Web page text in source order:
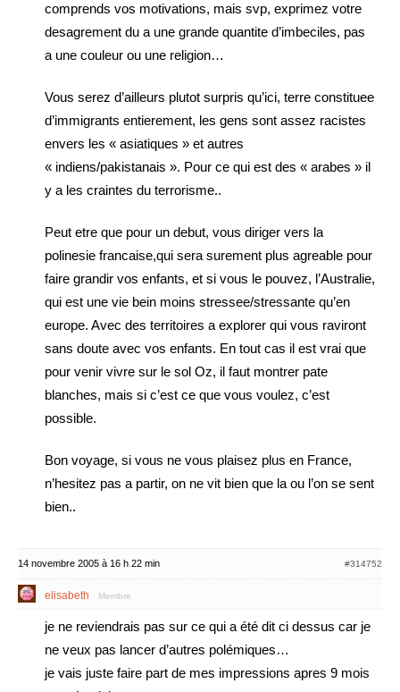
comprends vos motivations, mais svp, exprimez votre
desagrement du a une grande quantite d’imbeciles, pas
a une couleur ou une religion…
Vous serez d’ailleurs plutot surpris qu’ici, terre constituee
d’immigrants entierement, les gens sont assez racistes
envers les « asiatiques » et autres
« indiens/pakistanais ». Pour ce qui est des « arabes » il
y a les craintes du terrorisme..
Peut etre que pour un debut, vous diriger vers la
polinesie francaise,qui sera surement plus agreable pour
faire grandir vos enfants, et si vous le pouvez, l’Australie,
qui est une vie bein moins stressee/stressante qu’en
europe. Avec des territoires a explorer qui vous raviront
sans doute avec vos enfants. En tout cas il est vrai que
pour venir vivre sur le sol Oz, il faut montrer pate
blanches, mais si c’est ce que vous voulez, c’est
possible.
Bon voyage, si vous ne vous plaisez plus en France,
n’hesitez pas a partir, on ne vit bien que la ou l’on se sent
bien..
14 novembre 2005 à 16 h 22 min #314752
elisabeth Membre
je ne reviendrais pas sur ce qui a été dit ci dessus car je
ne veux pas lancer d’autres polémiques…
je vais juste faire part de mes impressions apres 9 mois